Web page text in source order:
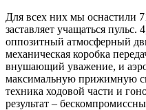
Для всех них мы оснастили
заставляет учащаться
оппозитный атмосферный
механическая коробка
внушающий уважение, и
максимальную прижимную
техника ходовой части и
результат –